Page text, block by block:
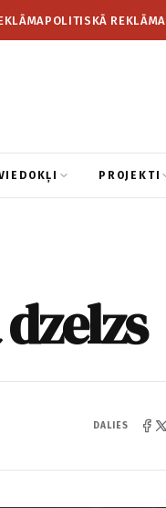
POLITISKĀ REKLĀMA
PROJEKTI
DALIES